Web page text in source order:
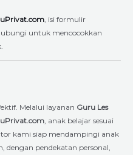
, isi formulir
untuk mencocokkan
Melalui layanan Guru Les
, anak belajar sesuai
kami siap mendampingi anak
dengan pendekatan personal,